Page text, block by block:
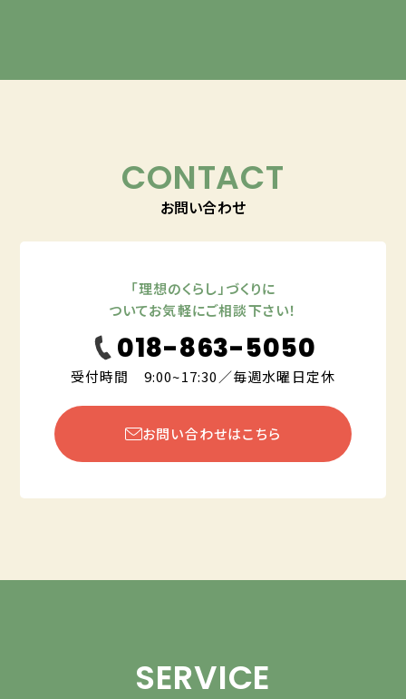
CONTACT
お問い合わせ
「理想のくらし」づくりに
ついてお気軽にご相談下さい！
018-863-5050
受付時間 9:00~17:30／毎週水曜日定休
お問い合わせはこちら
SERVICE